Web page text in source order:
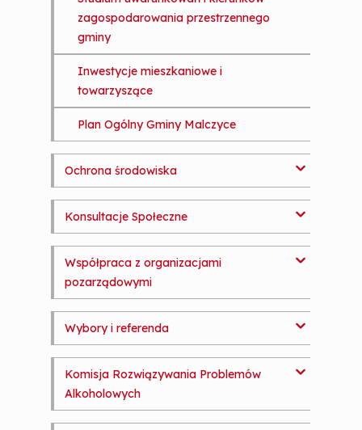
zagospodarowania przestrzennego
gminy
Inwestycje mieszkaniowe i
towarzyszące
Plan Ogólny Gminy Malczyce
Ochrona środowiska
Usuwanie folii rolniczych
Analiza stanu gospodarki odpadami
komunalnymi
Azbest
Decyzja o środowiskowych
uwarunkowaniach
Dokumenty o środowisku
Geologia
Konsultacje Społeczne
Komunikaty
Dokumenty
Współpraca z organizacjami
pozarządowymi
Roczny Program Współpracy
Program współpracy
Sprawozdania z realizacji programu
współpracy
Konkurs ofert
Oferty w trybie art. 19a
Wybory i referenda
Wybory i referenda
Komisja Rozwiązywania Problemów
Alkoholowych